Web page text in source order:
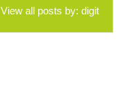
View all posts by: digit